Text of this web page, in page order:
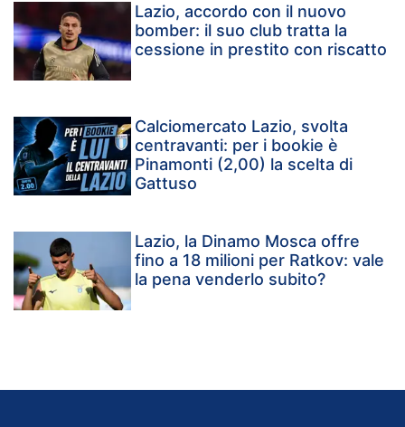
Lazio, accordo con il nuovo
bomber: il suo club tratta la
cessione in prestito con riscatto
Calciomercato Lazio, svolta
centravanti: per i bookie è
Pinamonti (2,00) la scelta di
Gattuso
Lazio, la Dinamo Mosca offre
fino a 18 milioni per Ratkov: vale
la pena venderlo subito?